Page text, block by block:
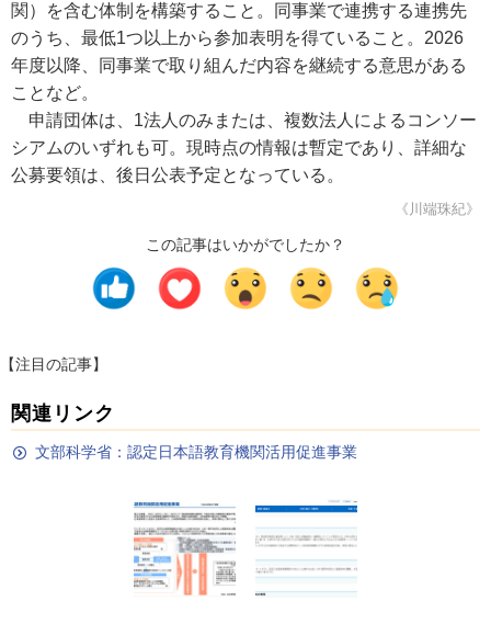
関）を含む体制を構築すること。同事業で連携する連携先
のうち、最低1つ以上から参加表明を得ていること。2026
年度以降、同事業で取り組んだ内容を継続する意思がある
ことなど。
申請団体は、1法人のみまたは、複数法人によるコンソー
シアムのいずれも可。現時点の情報は暫定であり、詳細な
公募要領は、後日公表予定となっている。
《川端珠紀》
この記事はいかがでしたか？
【注目の記事】
関連リンク
文部科学省：認定日本語教育機関活用促進事業